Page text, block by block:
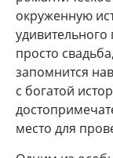
окруженную
удивительного
просто
запомнится
с богатой
место для